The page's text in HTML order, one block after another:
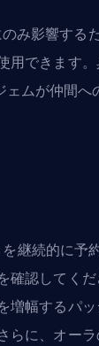
み影響する
できます。
ムが仲間へ
継続的に予
確認してく
増幅するパ
らに、オー